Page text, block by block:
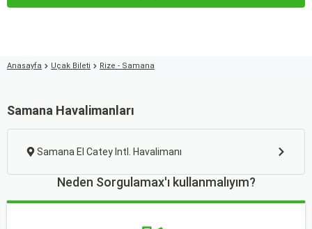
Anasayfa Uçak Bileti Rize - Samana
Samana Havalimanları
Samana El Catey Intl. Havalimanı
Neden Sorgulamax'ı kullanmalıyım?